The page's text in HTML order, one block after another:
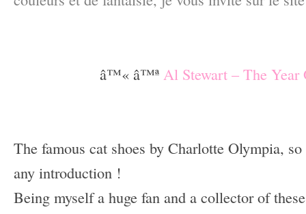
â™« â™ª Al Stewart – The Year
The famous cat shoes by Charlotte Olympia, so
any introduction !
Being myself a huge fan and a collector of